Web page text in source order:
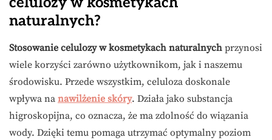
naturalnych?
Stosowanie celulozy w kosmetykach naturalnych przynosi
wiele korzyści zarówno użytkownikom, jak i naszemu
środowisku. Przede wszystkim, celuloza doskonale
wpływa na nawilżenie skóry. Działa jako substancja
higroskopijna, co oznacza, że ma zdolność do wiązania
wody. Dzięki temu pomaga utrzymać optymalny poziom